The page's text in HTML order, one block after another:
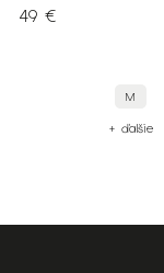
49 €
M
+ ďalšie